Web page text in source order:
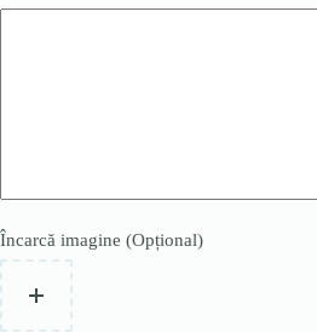
Încarcă imagine (Opțional)